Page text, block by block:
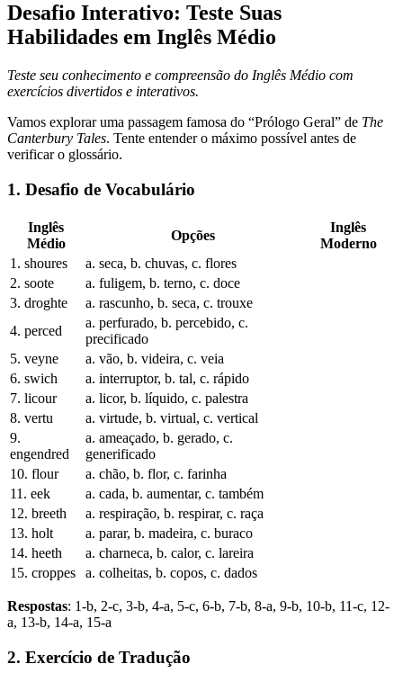
Desafio Interativo: Teste Suas
Habilidades em Inglês Médio
Teste seu conhecimento e compreensão do Inglês Médio com
exercícios divertidos e interativos.
Vamos explorar uma passagem famosa do “Prólogo Geral” de The
Canterbury Tales. Tente entender o máximo possível antes de
verificar o glossário.
1. Desafio de Vocabulário
Inglês
Médio
Opções
Inglês
Moderno
1. shoures
a. seca, b. chuvas, c. flores
2. soote
a. fuligem, b. terno, c. doce
3. droghte
a. rascunho, b. seca, c. trouxe
4. perced
a. perfurado, b. percebido, c.
precificado
5. veyne
a. vão, b. videira, c. veia
6. swich
a. interruptor, b. tal, c. rápido
7. licour
a. licor, b. líquido, c. palestra
8. vertu
a. virtude, b. virtual, c. vertical
9.
engendred
a. ameaçado, b. gerado, c.
generificado
10. flour
a. chão, b. flor, c. farinha
11. eek
a. cada, b. aumentar, c. também
12. breeth
a. respiração, b. respirar, c. raça
13. holt
a. parar, b. madeira, c. buraco
14. heeth
a. charneca, b. calor, c. lareira
15. croppes
a. colheitas, b. copos, c. dados
Respostas: 1-b, 2-c, 3-b, 4-a, 5-c, 6-b, 7-b, 8-a, 9-b, 10-b, 11-c, 12-
a, 13-b, 14-a, 15-a
2. Exercício de Tradução